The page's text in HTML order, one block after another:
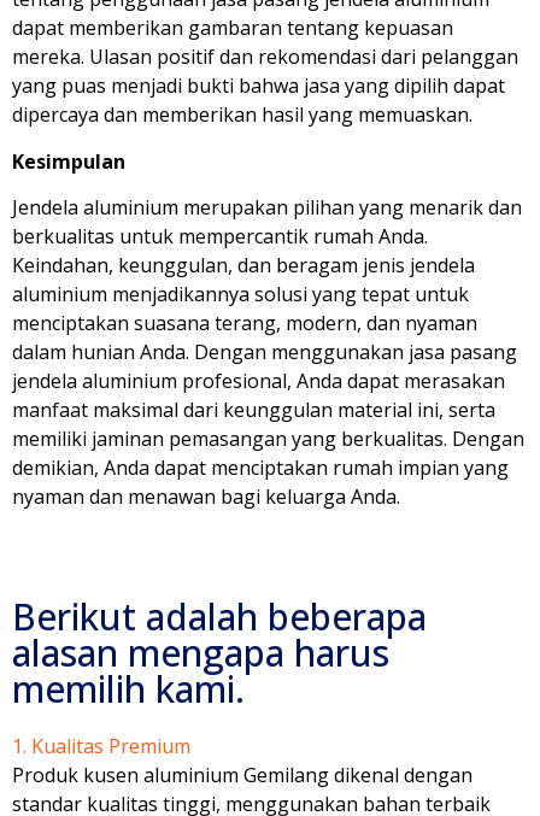
dapat memberikan gambaran tentang kepuasan
mereka. Ulasan positif dan rekomendasi dari pelanggan
yang puas menjadi bukti bahwa jasa yang dipilih dapat
dipercaya dan memberikan hasil yang memuaskan.
Kesimpulan
Jendela aluminium merupakan pilihan yang menarik dan
berkualitas untuk mempercantik rumah Anda.
Keindahan, keunggulan, dan beragam jenis jendela
aluminium menjadikannya solusi yang tepat untuk
menciptakan suasana terang, modern, dan nyaman
dalam hunian Anda. Dengan menggunakan jasa pasang
jendela aluminium profesional, Anda dapat merasakan
manfaat maksimal dari keunggulan material ini, serta
memiliki jaminan pemasangan yang berkualitas. Dengan
demikian, Anda dapat menciptakan rumah impian yang
nyaman dan menawan bagi keluarga Anda.
Berikut adalah beberapa
alasan mengapa harus
memilih kami.
1. Kualitas Premium
Produk kusen aluminium Gemilang dikenal dengan
standar kualitas tinggi, menggunakan bahan terbaik